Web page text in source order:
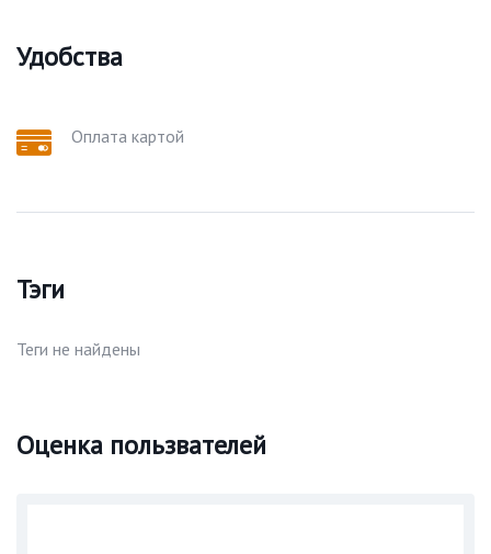
Удобства
Оплата картой
Тэги
Теги не найдены
Оценка пользвателей